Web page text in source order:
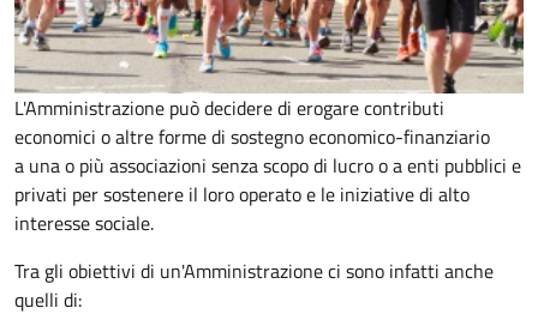
L'Amministrazione può decidere di erogare contributi
economici o altre forme di sostegno economico-finanziario
a una o più associazioni senza scopo di lucro o a enti pubblici e
privati per sostenere il loro operato e le iniziative di alto
interesse sociale.
Tra gli obiettivi di un'Amministrazione ci sono infatti anche
quelli di: